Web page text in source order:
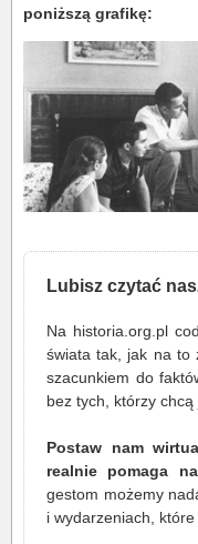
poniższą grafikę:
Lubisz czytać
Na historia.org.pl
świata tak, jak na to
szacunkiem do
bez tych, którzy chcą
Postaw nam
realnie pomaga
gestom możemy
i wydarzeniach, które